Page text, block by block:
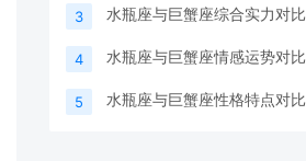
3 水瓶座与巨蟹座综合实力对比
4 水瓶座与巨蟹座情感运势对比
5 水瓶座与巨蟹座性格特点对比